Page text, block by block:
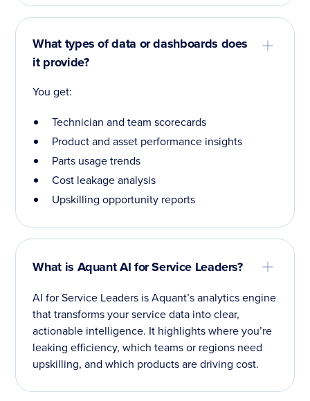
What types of data or dashboards does
it provide?
You get:
Technician and team scorecards
Product and asset performance insights
Parts usage trends
Cost leakage analysis
Upskilling opportunity reports
What is Aquant AI for Service Leaders?
AI for Service Leaders is Aquant’s analytics engine
that transforms your service data into clear,
actionable intelligence. It highlights where you’re
leaking efficiency, which teams or regions need
upskilling, and which products are driving cost.